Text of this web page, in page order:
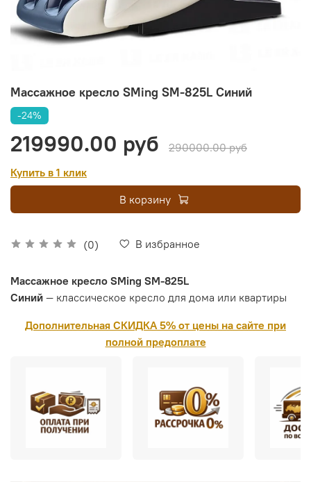
Массажное кресло SMing SM-825L Синий
(0) В избранное
-24%
219990.00 руб
290000.00 руб
Купить в 1 клик
В корзину
Массажное кресло SMing SM-825L
Синий — классическое кресло для дома или квартиры
Дополнительная СКИДКА 5% от цены на сайте при
полной предоплате